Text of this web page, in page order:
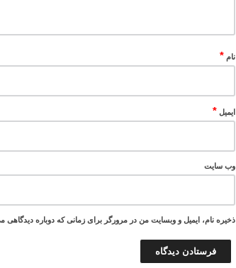
نام*
ایمیل*
وب‌ سایت
ذخیره نام، ایمیل و وبسایت من در مرورگر برای زمانی که دوباره دیدگاهی